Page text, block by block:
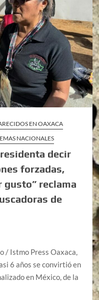
EN OAXACA
NACIONALES
decir
forzadas,
gusto” reclama
de
/ Istmo Press Oaxaca,
6 años se convirtió en
en México, de la